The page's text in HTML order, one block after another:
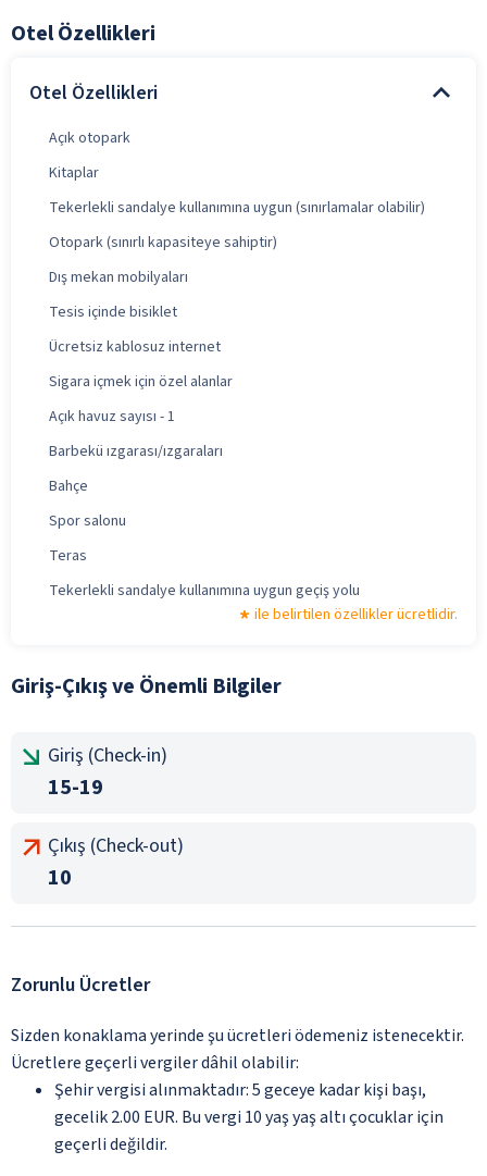
Otel Özellikleri
Otel Özellikleri
Açık otopark
Kitaplar
Tekerlekli sandalye kullanımına uygun (sınırlamalar olabilir)
Otopark (sınırlı kapasiteye sahiptir)
Dış mekan mobilyaları
Tesis içinde bisiklet
Ücretsiz kablosuz internet
Sigara içmek için özel alanlar
Açık havuz sayısı - 1
Barbekü ızgarası/ızgaraları
Bahçe
Spor salonu
Teras
Tekerlekli sandalye kullanımına uygun geçiş yolu
ile belirtilen özellikler ücretlidir.
Giriş-Çıkış ve Önemli Bilgiler
Giriş (Check-in)
15-19
Çıkış (Check-out)
10
Zorunlu Ücretler
Sizden konaklama yerinde şu ücretleri ödemeniz istenecektir.
Ücretlere geçerli vergiler dâhil olabilir:
Şehir vergisi alınmaktadır: 5 geceye kadar kişi başı,
gecelik 2.00 EUR. Bu vergi 10 yaş yaş altı çocuklar için
geçerli değildir.